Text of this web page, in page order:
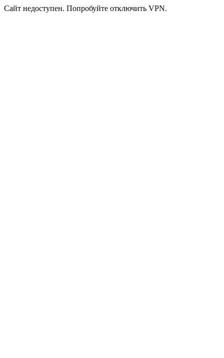
Сайт недоступен. Попробуйте отключить VPN.